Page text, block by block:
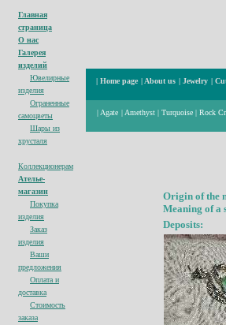
Главная
страница
О нас
Галерея
изделий
Ювелирные
изделия
Ограненные
cамоцветы
Шары из
хрусталя
Коллекционерам
Ателье-
магазин
Покупка
изделия
Заказ
изделия
Ваши
предложения
Оплата и
доставка
Стоимость
заказа
| Home page | About us | Jewelry |
| Agate | Amethyst | Turquoise | Rock
Origin of the
Meaning of a
Deposits: